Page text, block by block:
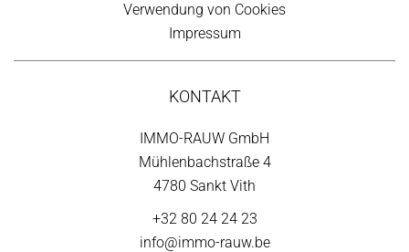
Verwendung von Cookies
Impressum
KONTAKT
IMMO-RAUW GmbH
Mühlenbachstraße 4
4780 Sankt Vith
+32 80 24 24 23
info@immo-rauw.be